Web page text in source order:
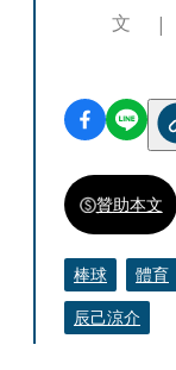
文
贊助本文
棒球 體育
辰己涼介